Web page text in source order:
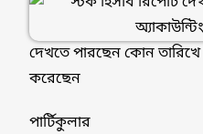
দেখতে পারছেন কোন
করেছেন
পার্টিকুলার